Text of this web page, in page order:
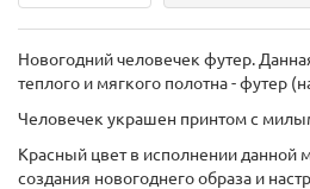
Новогодний человечек футер.
теплого и мягкого полотна - футер
Человечек украшен принтом с
Красный цвет в исполнении данной
создания новогоднего образа и